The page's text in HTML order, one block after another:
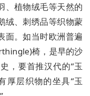
、植物绒毛等天然的
绒、刺绣品等织物蒙
面。如当时欧洲普遍
椅，是早的沙
，要首推汉代的“玉
厚层织物的坐具“玉